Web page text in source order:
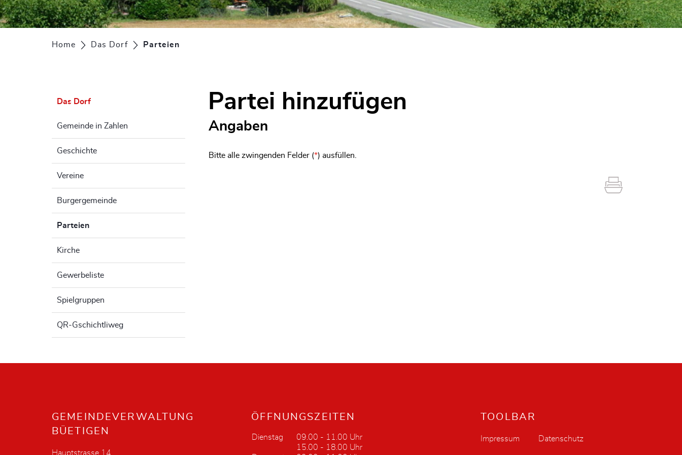
Home Das Dorf Parteien
Das Dorf
Gemeinde in Zahlen
Geschichte
Vereine
Burgergemeinde
Parteien
Kirche
Gewerbeliste
Spielgruppen
QR-Gschichtliweg
Partei hinzufügen
Angaben
Bitte alle zwingenden Felder (*) ausfüllen.
Fusszeile
GEMEINDEVERWALTUNG
BÜETIGEN
Hauptstrasse 14
ÖFFNUNGSZEITEN
Dienstag
09.00 - 11.00 Uhr
15.00 - 18.00 Uhr
TOOLBAR
Impressum Datenschutz